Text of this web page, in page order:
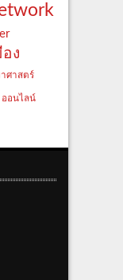
อง
ศาสตร์
ออนไลน์